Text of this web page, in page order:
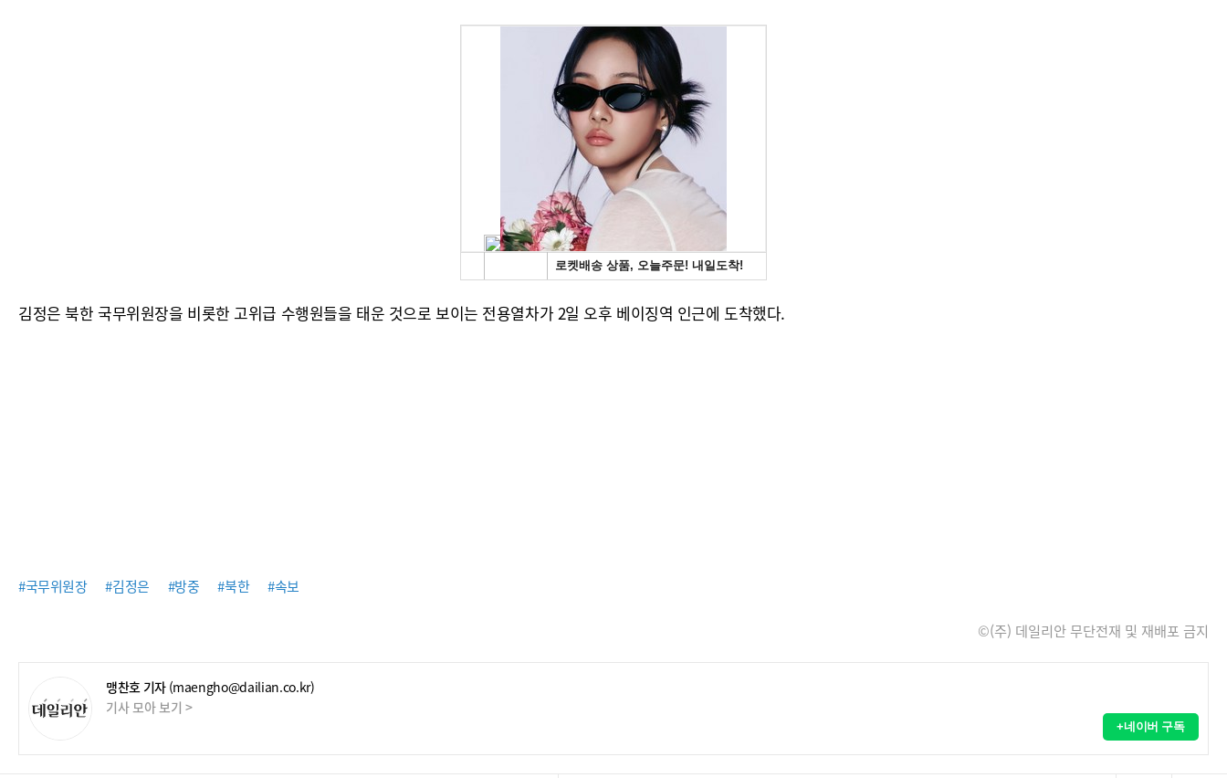
김정은 북한 국무위원장을 비롯한 고위급 수행원들을 태운 것으로 보이는 전용열차가 2일 오후 베이징역 인근에 도착했다.
#국무위원장 #김정은 #방중 #북한 #속보
©(주) 데일리안 무단전재 및 재배포 금지
맹찬호 기자 (maengho@dailian.co.kr)
기사 모아 보기 >
+네이버 구독